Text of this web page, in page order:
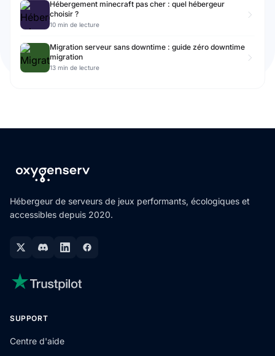
Hébergement minecraft pas cher : quel hébergeur
choisir ?
10 min de lecture
Migration serveur sans downtime : guide zéro downtime
migration
13 min de lecture
Hébergeur de serveurs de jeux performants, écologiques et
accessibles depuis 2020.
SUPPORT
Centre d'aide